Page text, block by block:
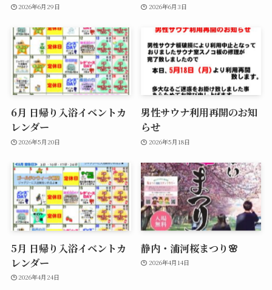
2026年6月29日 2026年6月3日
6月 日帰り入浴イベントカ
レンダー
2026年5月20日
男性サウナ利用再開のお知
らせ
2026年5月18日
5月 日帰り入浴イベントカ
レンダー
2026年4月24日
静内・浦河桜まつり🌸
2026年4月14日